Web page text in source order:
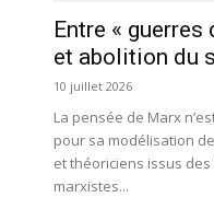
Entre « guerres
et abolition du
10 juillet 2026
La pensée de Marx
pour sa modélisation
et théoriciens issus
marxistes...